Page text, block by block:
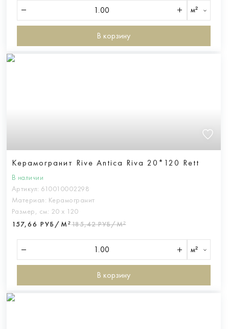
м²
В корзину
Керамогранит Rive Antica Riva 20*120 Rett
В наличии
Артикул: 610010002298
Материал: Керамогранит
Размер, см: 20 х 120
157,66 РУБ/М²185,42 РУБ/М²
м²
В корзину